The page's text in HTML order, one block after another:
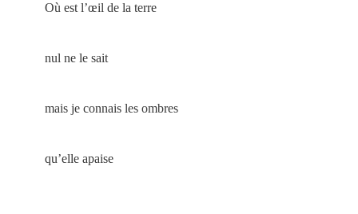
Où est l’œil de la terre
nul ne le sait
mais je connais les ombres
qu’elle apaise